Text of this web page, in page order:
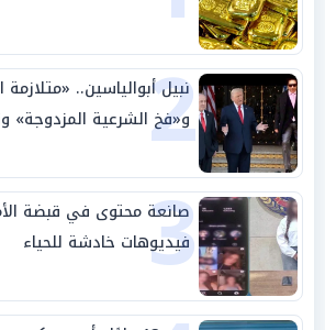
2
نبيل أبوالياسين.. «متلازمة
و«فخ الشرعية المزدوجة»
وحليفه في «ميتم
3
صانعة محتوى في قبضة
فيديوهات خادشة للحياء